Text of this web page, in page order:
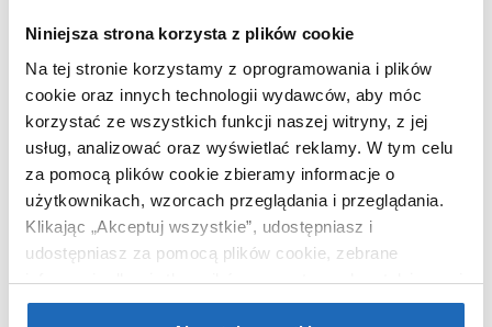
Niniejsza strona korzysta z plików cookie
Na tej stronie korzystamy z oprogramowania i plików
cookie oraz innych technologii wydawców, aby móc
korzystać ze wszystkich funkcji naszej witryny, z jej
usług, analizować oraz wyświetlać reklamy. W tym celu
za pomocą plików cookie zbieramy informacje o
użytkownikach, wzorcach przeglądania i przeglądania.
Klikając „Akceptuj wszystkie”, udostępniasz i
udostępniasz za pomocą plików cookie, zebrane
informacje dla użytkowników zewnętrznych, a także nasi
partnerzy reklamowi.Jeśli chcesz, włącz „Tylko
Rodzaj
do baterii
Zabudowa
ciężka (do
zamurowania)
Kod EAN
4027255005464
Wymiary z
opakowaniem
21 x 7 x 51 cm
Waga z
opakowaniem
1,83 kg